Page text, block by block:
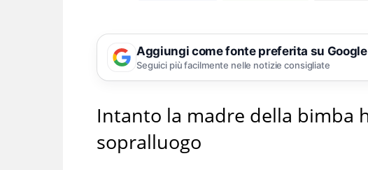
Aggiungi come fonte preferita su Google
Seguici più facilmente nelle notizie consigliate
Intanto la madre della bimba
sopralluogo